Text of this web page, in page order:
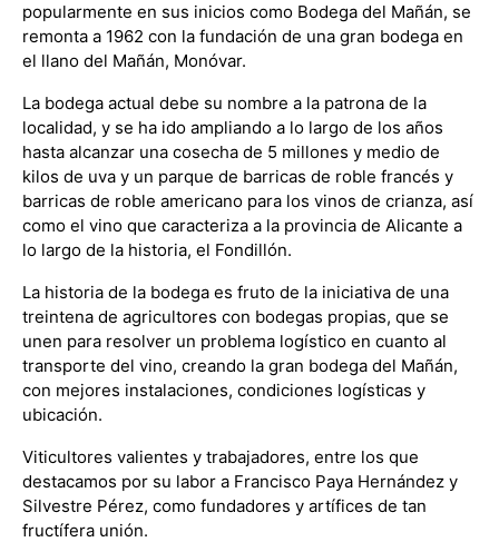
popularmente en sus inicios como Bodega del Mañán, se
remonta a 1962 con la fundación de una gran bodega en
el llano del Mañán, Monóvar.
La bodega actual debe su nombre a la patrona de la
localidad, y se ha ido ampliando a lo largo de los años
hasta alcanzar una cosecha de 5 millones y medio de
kilos de uva y un parque de barricas de roble francés y
barricas de roble americano para los vinos de crianza, así
como el vino que caracteriza a la provincia de Alicante a
lo largo de la historia, el Fondillón.
La historia de la bodega es fruto de la iniciativa de una
treintena de agricultores con bodegas propias, que se
unen para resolver un problema logístico en cuanto al
transporte del vino, creando la gran bodega del Mañán,
con mejores instalaciones, condiciones logísticas y
ubicación.
Viticultores valientes y trabajadores, entre los que
destacamos por su labor a Francisco Paya Hernández y
Silvestre Pérez, como fundadores y artífices de tan
fructífera unión.